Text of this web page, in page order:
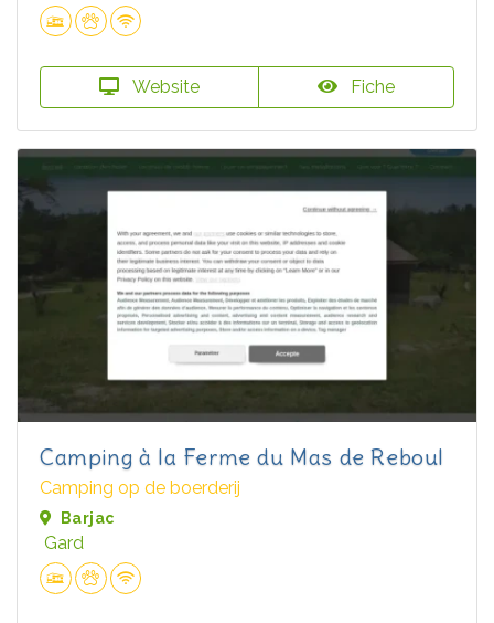
Website Fiche
Camping à la Ferme du Mas de Reboul
Camping op de boerderij
Barjac
Gard